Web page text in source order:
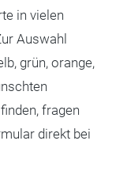
in vielen
Auswahl
grün, orange,
fragen
direkt bei